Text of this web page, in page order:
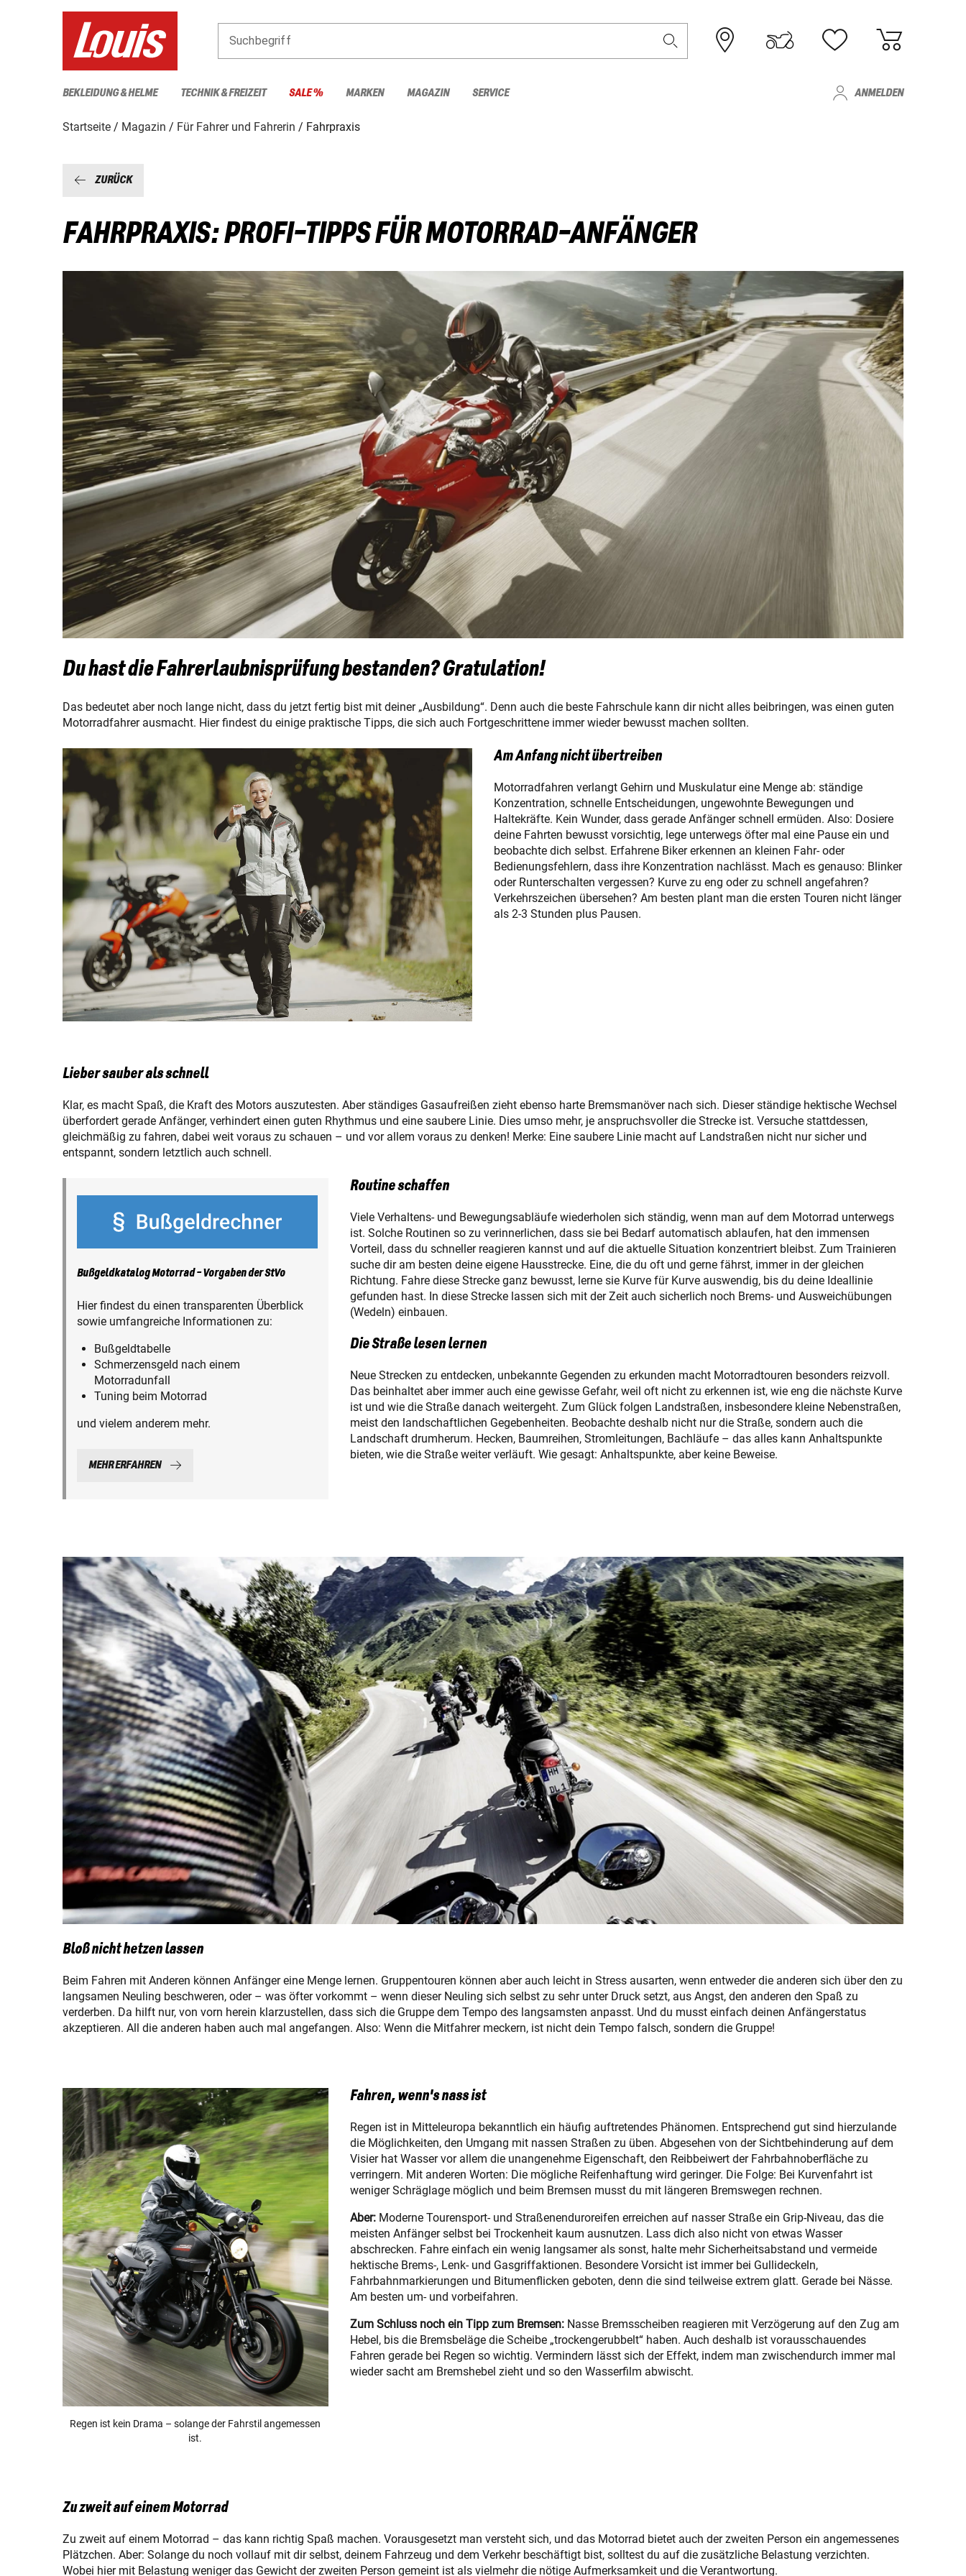
Suchbegriff
BEKLEIDUNG & HELME TECHNIK & FREIZEIT SALE % MARKEN MAGAZIN SERVICE ANMELDEN
Startseite Magazin Für Fahrer und Fahrerin Fahrpraxis
ZURÜCK
FAHRPRAXIS: PROFI-TIPPS FÜR MOTORRAD-ANFÄNGER
Du hast die Fahrerlaubnisprüfung bestanden? Gratulation!
Das bedeutet aber noch lange nicht, dass du jetzt fertig bist mit deiner „Ausbildung“. Denn auch die beste Fahrschule kann dir nicht alles beibringen, was einen guten
Motorradfahrer ausmacht. Hier findest du einige praktische Tipps, die sich auch Fortgeschrittene immer wieder bewusst machen sollten.
Am Anfang nicht übertreiben
Motorradfahren verlangt Gehirn und Muskulatur eine Menge ab: ständige
Konzentration, schnelle Entscheidungen, ungewohnte Bewegungen und
Haltekräfte. Kein Wunder, dass gerade Anfänger schnell ermüden. Also: Dosiere
deine Fahrten bewusst vorsichtig, lege unterwegs öfter mal eine Pause ein und
beobachte dich selbst. Erfahrene Biker erkennen an kleinen Fahr- oder
Bedienungsfehlern, dass ihre Konzentration nachlässt. Mach es genauso: Blinker
oder Runterschalten vergessen? Kurve zu eng oder zu schnell angefahren?
Verkehrszeichen übersehen? Am besten plant man die ersten Touren nicht länger
als 2-3 Stunden plus Pausen.
Lieber sauber als schnell
Klar, es macht Spaß, die Kraft des Motors auszutesten. Aber ständiges Gasaufreißen zieht ebenso harte Bremsmanöver nach sich. Dieser ständige hektische Wechsel
überfordert gerade Anfänger, verhindert einen guten Rhythmus und eine saubere Linie. Dies umso mehr, je anspruchsvoller die Strecke ist. Versuche stattdessen,
gleichmäßig zu fahren, dabei weit voraus zu schauen – und vor allem voraus zu denken! Merke: Eine saubere Linie macht auf Landstraßen nicht nur sicher und
entspannt, sondern letztlich auch schnell.
Bußgeldkatalog Motorrad - Vorgaben der StVo
Hier findest du einen transparenten Überblick
sowie umfangreiche Informationen zu:
Bußgeldtabelle
Schmerzensgeld nach einem
Motorradunfall
Tuning beim Motorrad
und vielem anderem mehr.
MEHR ERFAHREN
Routine schaffen
Viele Verhaltens- und Bewegungsabläufe wiederholen sich ständig, wenn man auf dem Motorrad unterwegs
ist. Solche Routinen so zu verinnerlichen, dass sie bei Bedarf automatisch ablaufen, hat den immensen
Vorteil, dass du schneller reagieren kannst und auf die aktuelle Situation konzentriert bleibst. Zum Trainieren
suche dir am besten deine eigene Hausstrecke. Eine, die du oft und gerne fährst, immer in der gleichen
Richtung. Fahre diese Strecke ganz bewusst, lerne sie Kurve für Kurve auswendig, bis du deine Ideallinie
gefunden hast. In diese Strecke lassen sich mit der Zeit auch sicherlich noch Brems- und Ausweichübungen
(Wedeln) einbauen.
Die Straße lesen lernen
Neue Strecken zu entdecken, unbekannte Gegenden zu erkunden macht Motorradtouren besonders reizvoll.
Das beinhaltet aber immer auch eine gewisse Gefahr, weil oft nicht zu erkennen ist, wie eng die nächste Kurve
ist und wie die Straße danach weitergeht. Zum Glück folgen Landstraßen, insbesondere kleine Nebenstraßen,
meist den landschaftlichen Gegebenheiten. Beobachte deshalb nicht nur die Straße, sondern auch die
Landschaft drumherum. Hecken, Baumreihen, Stromleitungen, Bachläufe – das alles kann Anhaltspunkte
bieten, wie die Straße weiter verläuft. Wie gesagt: Anhaltspunkte, aber keine Beweise.
Bloß nicht hetzen lassen
Beim Fahren mit Anderen können Anfänger eine Menge lernen. Gruppentouren können aber auch leicht in Stress ausarten, wenn entweder die anderen sich über den zu
langsamen Neuling beschweren, oder – was öfter vorkommt – wenn dieser Neuling sich selbst zu sehr unter Druck setzt, aus Angst, den anderen den Spaß zu
verderben. Da hilft nur, von vorn herein klarzustellen, dass sich die Gruppe dem Tempo des langsamsten anpasst. Und du musst einfach deinen Anfängerstatus
akzeptieren. All die anderen haben auch mal angefangen. Also: Wenn die Mitfahrer meckern, ist nicht dein Tempo falsch, sondern die Gruppe!
Regen ist kein Drama – solange der Fahrstil angemessen
ist.
Fahren, wenn's nass ist
Regen ist in Mitteleuropa bekanntlich ein häufig auftretendes Phänomen. Entsprechend gut sind hierzulande
die Möglichkeiten, den Umgang mit nassen Straßen zu üben. Abgesehen von der Sichtbehinderung auf dem
Visier hat Wasser vor allem die unangenehme Eigenschaft, den Reibbeiwert der Fahrbahnoberfläche zu
verringern. Mit anderen Worten: Die mögliche Reifenhaftung wird geringer. Die Folge: Bei Kurvenfahrt ist
weniger Schräglage möglich und beim Bremsen musst du mit längeren Bremswegen rechnen.
Aber:Moderne Tourensport- und Straßenenduroreifen erreichen auf nasser Straße ein Grip-Niveau, das die
meisten Anfänger selbst bei Trockenheit kaum ausnutzen. Lass dich also nicht von etwas Wasser
abschrecken. Fahre einfach ein wenig langsamer als sonst, halte mehr Sicherheitsabstand und vermeide
hektische Brems-, Lenk- und Gasgriffaktionen. Besondere Vorsicht ist immer bei Gullideckeln,
Fahrbahnmarkierungen und Bitumenflicken geboten, denn die sind teilweise extrem glatt. Gerade bei Nässe.
Am besten um- und vorbeifahren.
Zum Schluss noch ein Tipp zum Bremsen:Nasse Bremsscheiben reagieren mit Verzögerung auf den Zug am
Hebel, bis die Bremsbeläge die Scheibe „trockengerubbelt“ haben. Auch deshalb ist vorausschauendes
Fahren gerade bei Regen so wichtig. Vermindern lässt sich der Effekt, indem man zwischendurch immer mal
wieder sacht am Bremshebel zieht und so den Wasserfilm abwischt.
Zu zweit auf einem Motorrad
Zu zweit auf einem Motorrad – das kann richtig Spaß machen. Vorausgesetzt man versteht sich, und das Motorrad bietet auch der zweiten Person ein angemessenes
Plätzchen. Aber: Solange du noch vollauf mit dir selbst, deinem Fahrzeug und dem Verkehr beschäftigt bist, solltest du auf die zusätzliche Belastung verzichten.
Wobei hier mit Belastung weniger das Gewicht der zweiten Person gemeint ist als vielmehr die nötige Aufmerksamkeit und die Verantwortung.